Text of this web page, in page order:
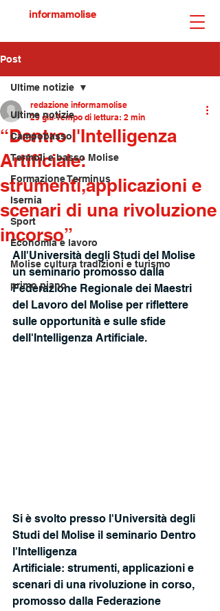
informamolise
Post
Ultime notizie
Campobasso
Termoli e basso Molise
Formazione Terminus
Isernia
Sport
Economia e lavoro
Molise cultura tradizioni e turismo
primo piano
Ultime notizie
“Dentro l'Intelligenza
Artificiale:
strumenti,applicazioni e
scenari di una rivoluzione
incorso”
redazione informamolise
29 giu Tempo di lettura: 2 min
All'Università degli Studi del Molise
un seminario promosso dalla
Federazione Regionale dei Maestri
del Lavoro del Molise per riflettere
sulle opportunità e sulle sfide
dell'Intelligenza Artificiale.
Si è svolto presso l'Università degli
Studi del Molise il seminario Dentro
l'Intelligenza
Artificiale: strumenti, applicazioni e
scenari di una rivoluzione in corso,
promosso dalla Federazione